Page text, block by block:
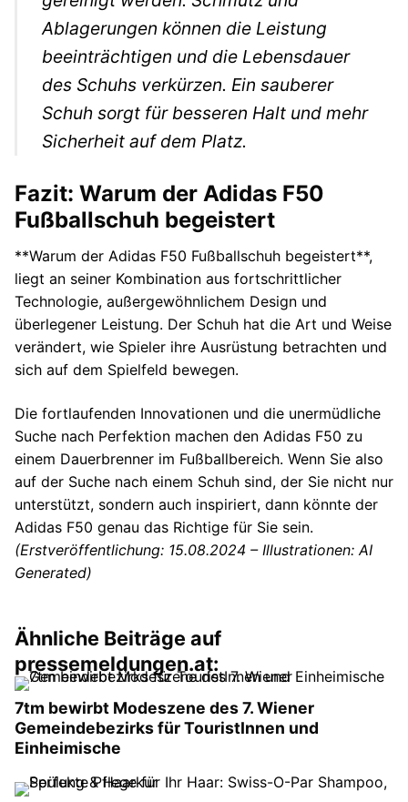
Ablagerungen können die Leistung
beeinträchtigen und die Lebensdauer
des Schuhs verkürzen. Ein sauberer
Schuh sorgt für besseren Halt und mehr
Sicherheit auf dem Platz.
Fazit: Warum der Adidas F50
Fußballschuh begeistert
**Warum der Adidas F50 Fußballschuh begeistert**,
liegt an seiner Kombination aus fortschrittlicher
Technologie, außergewöhnlichem Design und
überlegener Leistung. Der Schuh hat die Art und Weise
verändert, wie Spieler ihre Ausrüstung betrachten und
sich auf dem Spielfeld bewegen.
Die fortlaufenden Innovationen und die unermüdliche
Suche nach Perfektion machen den Adidas F50 zu
einem Dauerbrenner im Fußballbereich. Wenn Sie also
auf der Suche nach einem Schuh sind, der Sie nicht nur
unterstützt, sondern auch inspiriert, dann könnte der
Adidas F50 genau das Richtige für Sie sein.
(Erstveröffentlichung: 15.08.2024 – Illustrationen: AI
Generated)
Ähnliche Beiträge auf
pressemeldungen.at:
7tm bewirbt Modeszene des 7. Wiener
Gemeindebezirks für TouristInnen und
Einheimische